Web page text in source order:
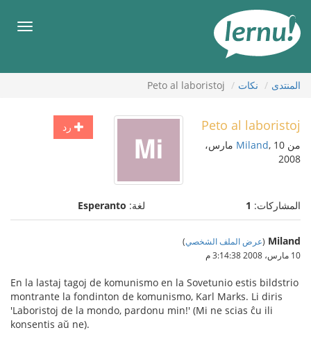
المحتويات
قائمة
المنتدى نكات Peto al laboristoj
رد Peto al laboristoj
من Miland , 10 مارس،
2008
المشاركات: 1 لغة: Esperanto
Miland
(عرض الملف الشخصي)
10 مارس، 2008 3:14:38 م
En la lastaj tagoj de komunismo en la Sovetunio estis bildstrio
montrante la fondinton de komunismo, Karl Marks. Li diris
'Laboristoj de la mondo, pardonu min!' (Mi ne scias ĉu ili
konsentis aŭ ne).